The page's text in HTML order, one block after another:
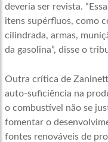
deveria ser revista.
itens supérfluos, como
cilindrada, armas,
da gasolina”, disse o
Outra crítica de
auto-suficiência na
o combustível não se
fomentar o
fontes renováveis de